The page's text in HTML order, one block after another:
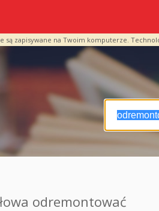
są zapisywane na Twoim komputerze.
odremontować